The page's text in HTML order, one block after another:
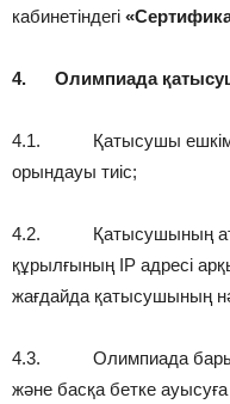
кабинетіндегі
4. Олимпиада
4.1. Қатысушы ешкімнің
орындауы тиіс;
4.2. Қатысушының
құрылғының IP адресі
жағдайда қатысушының
4.3. Олимпиада
және басқа бетке